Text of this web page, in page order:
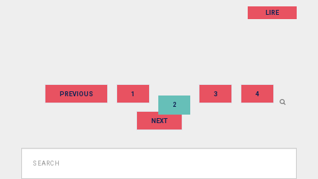
LIRE
PAGINATION
PUBLICATIONS
PREVIOUS
1
2
3 4
NEXT